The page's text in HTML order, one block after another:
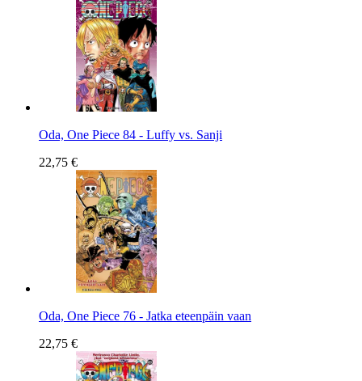
Oda, One Piece 84 - Luffy vs. Sanji
22,75 €
Oda, One Piece 76 - Jatka eteenpäin vaan
22,75 €